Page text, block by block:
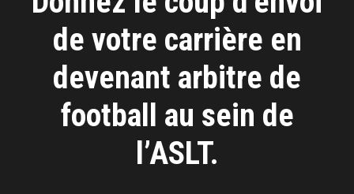
de votre carrière en
devenant arbitre de
football au sein de
l’ASLT.